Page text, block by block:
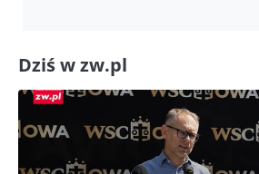
Dziś w zw.pl